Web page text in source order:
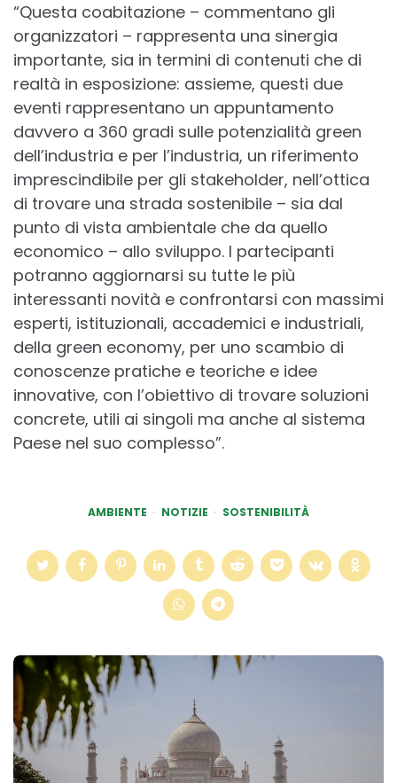
“Questa coabitazione – commentano gli
organizzatori – rappresenta una sinergia
importante, sia in termini di contenuti che di
realtà in esposizione: assieme, questi due
eventi rappresentano un appuntamento
davvero a 360 gradi sulle potenzialità green
dell’industria e per l’industria, un riferimento
imprescindibile per gli stakeholder, nell’ottica
di trovare una strada sostenibile – sia dal
punto di vista ambientale che da quello
economico – allo sviluppo. I partecipanti
potranno aggiornarsi su tutte le più
interessanti novità e confrontarsi con massimi
esperti, istituzionali, accademici e industriali,
della green economy, per uno scambio di
conoscenze pratiche e teoriche e idee
innovative, con l’obiettivo di trovare soluzioni
concrete, utili ai singoli ma anche al sistema
Paese nel suo complesso”.
AMBIENTE NOTIZIE SOSTENIBILITÀ
Post
navigation